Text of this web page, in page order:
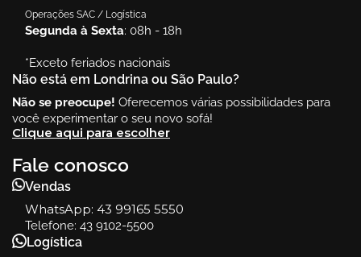
Operações SAC / Logística
Segunda à Sexta: 08h - 18h
*Exceto feriados nacionais
Não está em Londrina ou São Paulo?
Não se preocupe! Oferecemos várias possibilidades para
você experimentar o seu novo sofá!
Clique aqui para escolher
Fale conosco
Vendas
WhatsApp: 43 99165 5550
Telefone: 43 9102-5500
Logística